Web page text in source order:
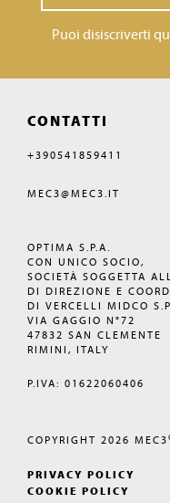
Puoi disiscriverti
CONTATTI
+390541859411
MEC3@MEC3.IT
OPTIMA S.P.A.
CON UNICO SOCIO,
SOCIETÀ SOGGETTA
DI DIREZIONE E
DI VERCELLI MIDCO
VIA GAGGIO N°72
47832 SAN CLEMENTE
RIMINI, ITALY
P.IVA: 01622060406
COPYRIGHT 2026 MEC3
PRIVACY POLICY
COOKIE POLICY